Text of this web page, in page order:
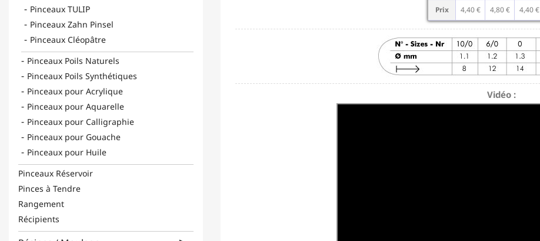
Pinceaux TULIP
Pinceaux Zahn Pinsel
Pinceaux Cléopâtre
Pinceaux Poils Naturels
Pinceaux Poils Synthétiques
Pinceaux pour Acrylique
Pinceaux pour Aquarelle
Pinceaux pour Calligraphie
Pinceaux pour Gouache
Pinceaux pour Huile
Pinceaux Réservoir
Pinces à Tendre
Rangement
Récipients
Prix 4,40 € 4,80 € 4,40 €
Vidéo :